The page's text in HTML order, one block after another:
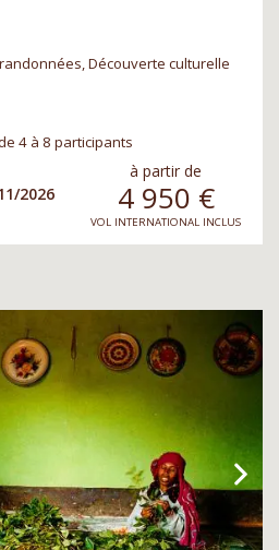
Découverte culturelle
4 à 8 participants
2026
à partir de
4 950 €
VOL INTERNATIONAL INCLUS